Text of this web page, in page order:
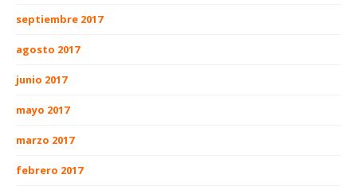
septiembre 2017
agosto 2017
junio 2017
mayo 2017
marzo 2017
febrero 2017